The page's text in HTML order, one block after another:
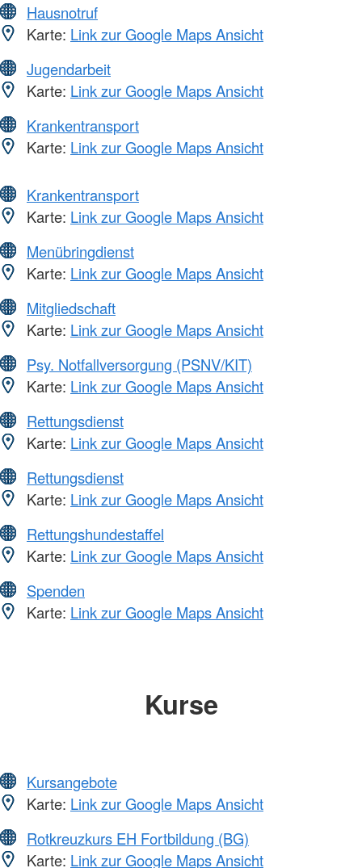
Hausnotruf
Karte: Link zur Google Maps Ansicht
Jugendarbeit
Karte: Link zur Google Maps Ansicht
Krankentransport
Karte: Link zur Google Maps Ansicht
Krankentransport
Karte: Link zur Google Maps Ansicht
Menübringdienst
Karte: Link zur Google Maps Ansicht
Mitgliedschaft
Karte: Link zur Google Maps Ansicht
Psy. Notfallversorgung (PSNV/KIT)
Karte: Link zur Google Maps Ansicht
Rettungsdienst
Karte: Link zur Google Maps Ansicht
Rettungsdienst
Karte: Link zur Google Maps Ansicht
Rettungshundestaffel
Karte: Link zur Google Maps Ansicht
Spenden
Karte: Link zur Google Maps Ansicht
Kurse
Kursangebote
Karte: Link zur Google Maps Ansicht
Rotkreuzkurs EH Fortbildung (BG)
Karte: Link zur Google Maps Ansicht